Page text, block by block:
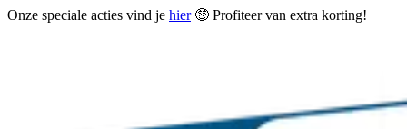
Onze speciale acties vind je hier🤑 Profiteer van extra korting!